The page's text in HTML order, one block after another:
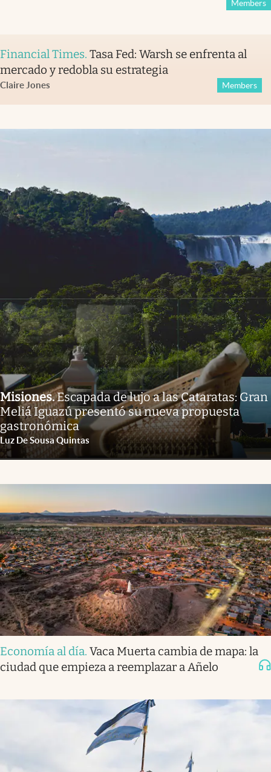
Members
Financial Times. Tasa Fed: Warsh se enfrenta al
mercado y redobla su estrategia
Claire Jones Members
Misiones.Escapada de lujo a las Cataratas: Gran
Meliá Iguazú presentó su nueva propuesta
gastronómica
Luz De Sousa Quintas
Economía al día. Vaca Muerta cambia de mapa: la
ciudad que empieza a reemplazar a Añelo